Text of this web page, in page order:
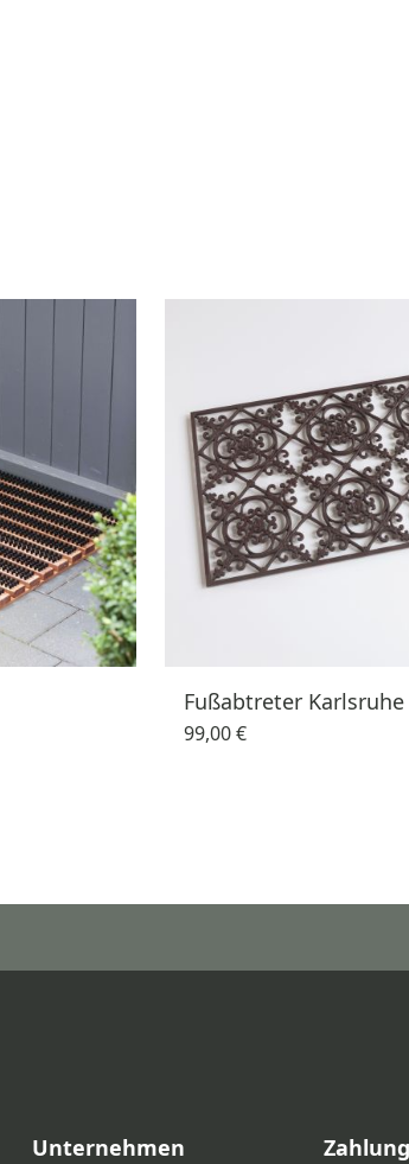
Fußabtreter Karlsruhe
99,00 €
Unternehmen